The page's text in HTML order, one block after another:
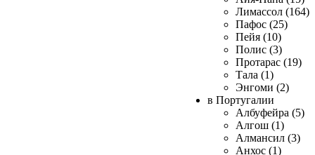
Лимассол (164)
Пафос (25)
Пейя (10)
Полис (3)
Протарас (19)
Тала (1)
Энгоми (2)
в Португалии
Албуфейра (5)
Алгош (1)
Алмансил (3)
Анхос (1)